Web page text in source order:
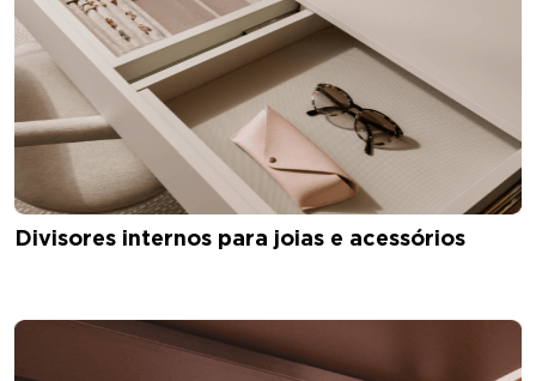
Divisores internos para joias e acessórios